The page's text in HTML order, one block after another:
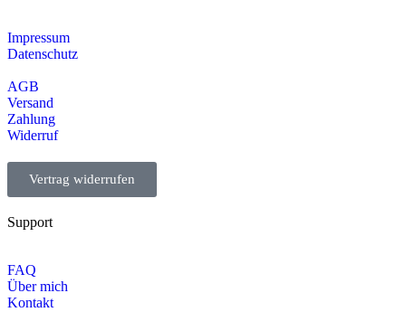
Impressum
Datenschutz
AGB
Versand
Zahlung
Widerruf
Vertrag widerrufen
Support
FAQ
Über mich
Kontakt